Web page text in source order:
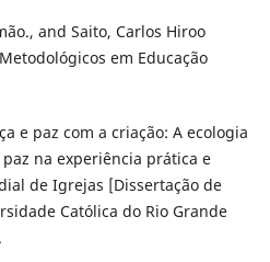
and Saito, Carlos Hiroo
em Educação
e paz com a criação: A ecologia
na experiência prática e
de Igrejas [Dissertação de
Católica do Rio Grande